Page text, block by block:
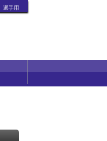
選手用